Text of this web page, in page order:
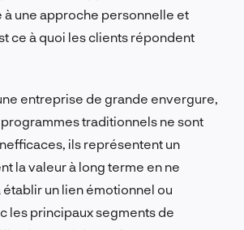
une approche personnelle et
ce à quoi les clients répondent
entreprise de grande envergure,
traditionnels ne sont
ils représentent un
la valeur à long terme en ne
établir un lien émotionnel ou
les principaux segments de